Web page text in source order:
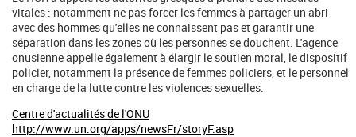
vitales : notamment ne pas forcer les femmes à partager un abri
avec des hommes qu'elles ne connaissent pas et garantir une
séparation dans les zones où les personnes se douchent. L'agence
onusienne appelle également à élargir le soutien moral, le dispositif
policier, notamment la présence de femmes policiers, et le personnel
en charge de la lutte contre les violences sexuelles.
Centre d'actualités de l'ONU
http://www.un.org/apps/newsFr/storyF.asp